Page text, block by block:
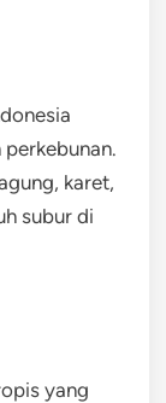
karet,
subur di
yang